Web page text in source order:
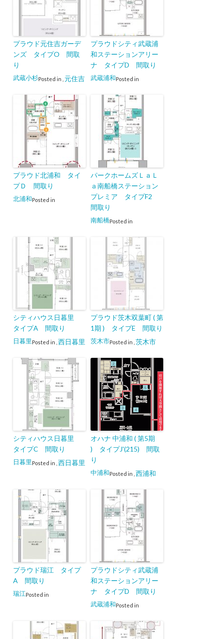
プラウド元住吉ガーデ
ンズ タイプO 間取
り
Posted in
武蔵小杉 元住吉
プラウドシティ武蔵浦
和ステーションアリー
ナ タイプD 間取り
Posted in
武蔵浦和
プラウド北浦和 タイ
プＤ 間取り
Posted in
北浦和
パークホームズＬａＬ
ａ南船橋ステーション
プレミア タイプF2
間取り
Posted in
南船橋
シティハウス日暮里
タイプA 間取り
Posted in
日暮里 西日暮里
プラウド茨木双葉町 ( 第
1期 ) タイプE 間取り
Posted in
茨木市 茨木市
シティハウス日暮里
タイプC 間取り
Posted in
日暮里 西日暮里
オハナ 中浦和 ( 第5期
) タイプJ'(215) 間取
り
Posted in
中浦和 西浦和
プラウド瑞江 タイプ
A 間取り
Posted in
瑞江
プラウドシティ武蔵浦
和ステーションアリー
ナ タイプD 間取り
Posted in
武蔵浦和